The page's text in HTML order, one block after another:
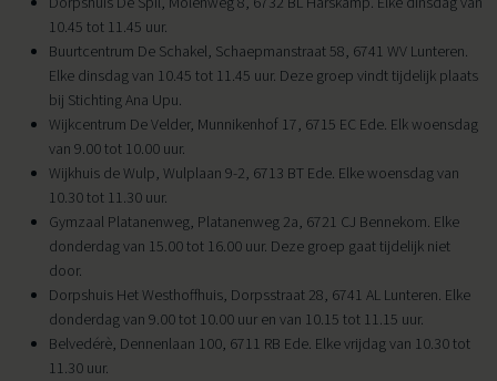
10.45 tot 11.45 uur.
Buurtcentrum De Schakel, Schaepmanstraat 58, 6741 WV Lunteren.
Elke dinsdag van 10.45 tot 11.45 uur. Deze groep vindt tijdelijk plaats
bij Stichting Ana Upu.
Wijkcentrum De Velder, Munnikenhof 17, 6715 EC Ede. Elk woensdag
van 9.00 tot 10.00 uur.
Wijkhuis de Wulp, Wulplaan 9-2, 6713 BT Ede. Elke woensdag van
10.30 tot 11.30 uur.
Gymzaal Platanenweg, Platanenweg 2a, 6721 CJ Bennekom. Elke
donderdag van 15.00 tot 16.00 uur. Deze groep gaat tijdelijk niet
door.
Dorpshuis Het Westhoffhuis, Dorpsstraat 28, 6741 AL Lunteren. Elke
donderdag van 9.00 tot 10.00 uur en van 10.15 tot 11.15 uur.
Belvedérè, Dennenlaan 100, 6711 RB Ede. Elke vrijdag van 10.30 tot
11.30 uur.